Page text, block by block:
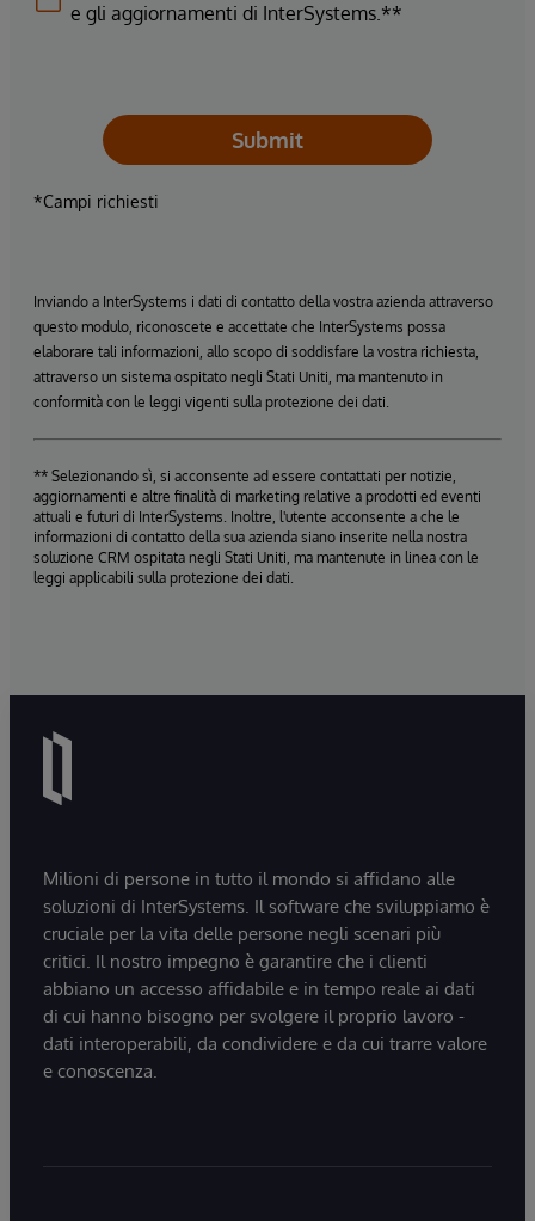
e gli aggiornamenti di InterSystems.**
Submit
*Campi richiesti
Inviando a InterSystems i dati di contatto della vostra azienda attraverso
questo modulo, riconoscete e accettate che InterSystems possa
elaborare tali informazioni, allo scopo di soddisfare la vostra richiesta,
attraverso un sistema ospitato negli Stati Uniti, ma mantenuto in
conformità con le leggi vigenti sulla protezione dei dati.
** Selezionando sì, si acconsente ad essere contattati per notizie,
aggiornamenti e altre finalità di marketing relative a prodotti ed eventi
attuali e futuri di InterSystems. Inoltre, l'utente acconsente a che le
informazioni di contatto della sua azienda siano inserite nella nostra
soluzione CRM ospitata negli Stati Uniti, ma mantenute in linea con le
leggi applicabili sulla protezione dei dati.
Milioni di persone in tutto il mondo si affidano alle
soluzioni di InterSystems. Il software che sviluppiamo è
cruciale per la vita delle persone negli scenari più
critici. Il nostro impegno è garantire che i clienti
abbiano un accesso affidabile e in tempo reale ai dati
di cui hanno bisogno per svolgere il proprio lavoro -
dati interoperabili, da condividere e da cui trarre valore
e conoscenza.